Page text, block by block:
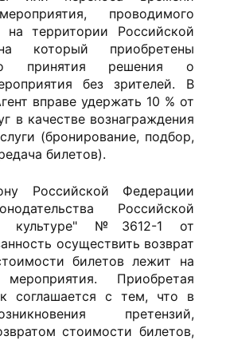
проводимого
на территории Российской
который приобретены
принятия решения о
без зрителей. В
вправе удержать 10 % от
в качестве вознаграждения
(бронирование, подбор,
билетов).
Российской Федерации
Российской
культуре" №3612-1 от
осуществить возврат
билетов лежит на
мероприятия. Приобретая
соглашается с тем, что в
претензий,
стоимости билетов,